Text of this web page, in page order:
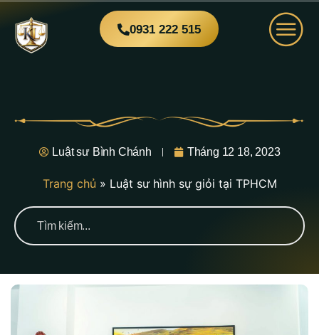
0931 222 515
Luật sư Bình Chánh Tháng 12 18, 2023
Trang chủ » Luật sư hình sự giỏi tại TPHCM